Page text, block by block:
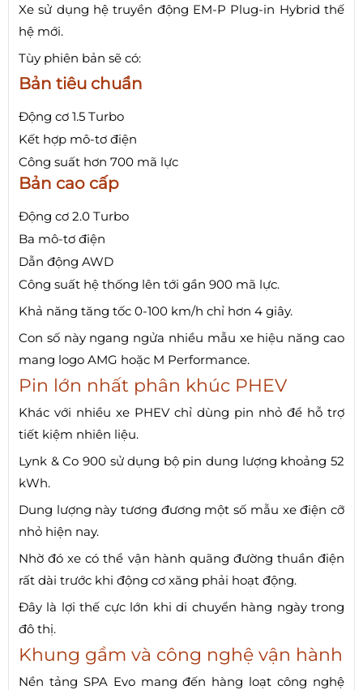
Xe sử dụng hệ truyền động EM-P Plug-in Hybrid thế
hệ mới.
Tùy phiên bản sẽ có:
Bản tiêu chuẩn
Động cơ 1.5 Turbo
Kết hợp mô-tơ điện
Công suất hơn 700 mã lực
Bản cao cấp
Động cơ 2.0 Turbo
Ba mô-tơ điện
Dẫn động AWD
Công suất hệ thống lên tới gần 900 mã lực.
Khả năng tăng tốc 0-100 km/h chỉ hơn 4 giây.
Con số này ngang ngửa nhiều mẫu xe hiệu năng cao
mang logo AMG hoặc M Performance.
Pin lớn nhất phân khúc PHEV
Khác với nhiều xe PHEV chỉ dùng pin nhỏ để hỗ trợ
tiết kiệm nhiên liệu.
Lynk & Co 900 sử dụng bộ pin dung lượng khoảng 52
kWh.
Dung lượng này tương đương một số mẫu xe điện cỡ
nhỏ hiện nay.
Nhờ đó xe có thể vận hành quãng đường thuần điện
rất dài trước khi động cơ xăng phải hoạt động.
Đây là lợi thế cực lớn khi di chuyển hàng ngày trong
đô thị.
Khung gầm và công nghệ vận hành
Nền tảng SPA Evo mang đến hàng loạt công nghệ